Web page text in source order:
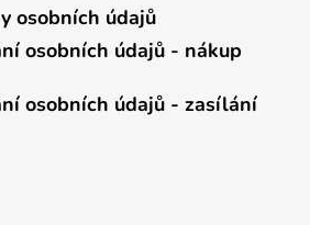
osobních údajů
osobních údajů - nákup
osobních údajů - zasílání